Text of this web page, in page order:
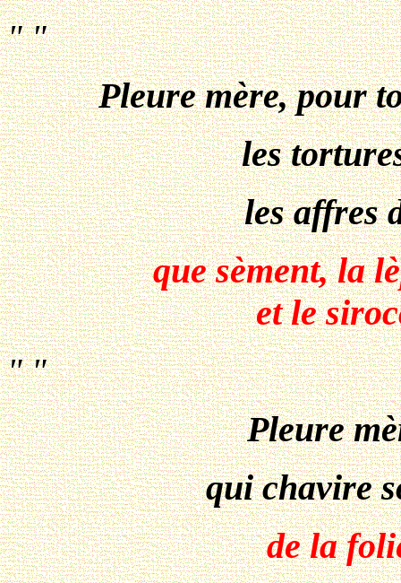
" "
Pleure mère, pour
les
les affres
que sèment, la
et le
" "
Pleure
qui chavire
de la